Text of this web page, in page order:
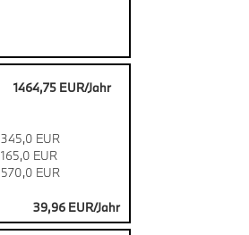
1464,75 EUR/Jahr
345,0 EUR
165,0 EUR
570,0 EUR
39,96 EUR/Jahr